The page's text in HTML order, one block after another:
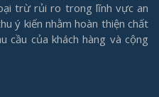
trừ rủi ro trong lĩnh vực an
ý kiến nhằm hoàn thiện chất
cầu của khách hàng và cộng